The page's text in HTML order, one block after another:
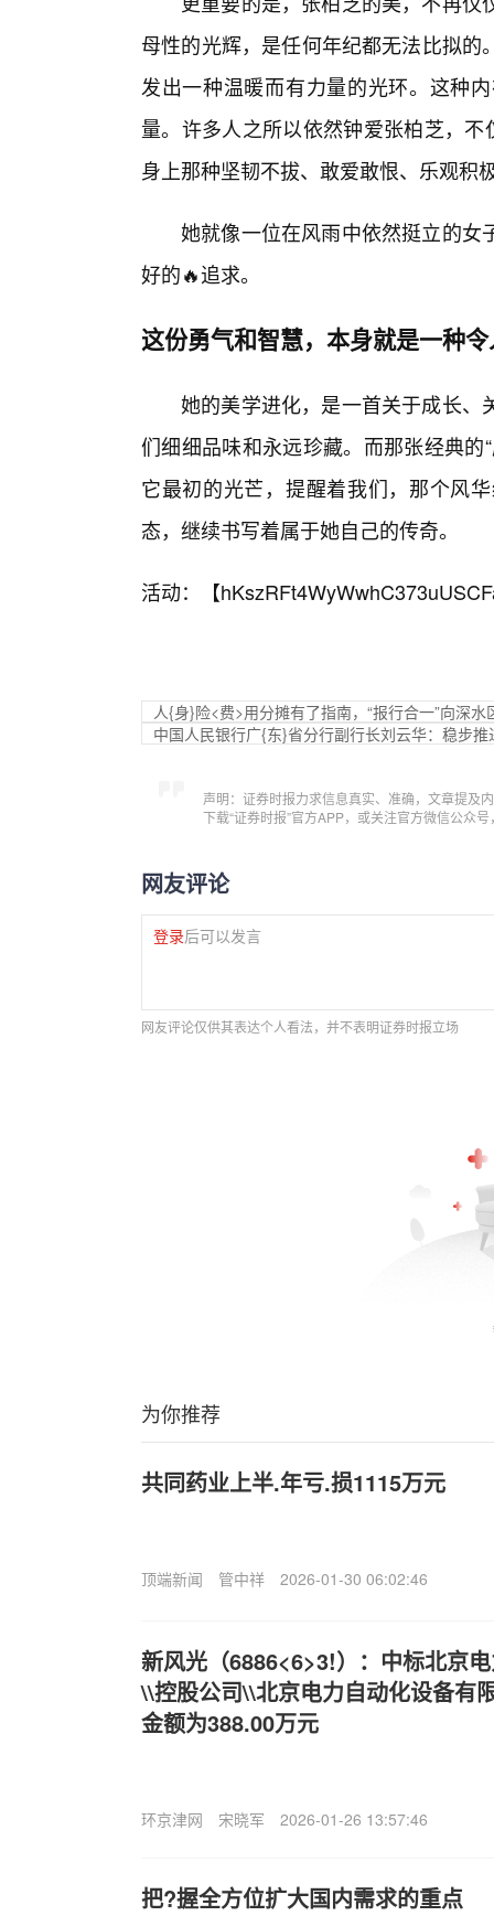
母性的光辉，是任何年纪都无法比拟
发出一种温暖而有力量的光环。这种
量。许多人之所以依然钟爱张柏芝，
身上那种坚韧不拔、敢爱敢恨、乐观积
她就像一位在风雨中依然挺立的女
好的🔥追求。
这份勇气和智慧，本身就是一种
她的美学进化，是一首关于成长、
们细细品味和永远珍藏。而那张经典
它最初的光芒，提醒着我们，那个风
态，继续书写着属于她自己的传奇。
活动：【
人{身}险<费>用分摊有了指南，“报行合一”向深水
中国人民银行广{东}省分行副行长刘云华：稳步
声明：证券时报力求信息真实、准确，文章提及
下载“证券时报”官方APP，或关注官方微信公众
网友评论
登录后可以发言
网友评论仅供其表达个人看法，并不表明证券时报立场
为你推荐
共同药业上半.年亏.损1115万元
顶端新闻 管中祥 2026-01-30 06:02:46
新风光（6886<6>3!）：中标北京
\\控股公司\\北京电力自动化设备有
金额为388.00万元
环京津网 宋晓军 2026-01-26 13:57:46
把?握全方位扩大国内需求的重点